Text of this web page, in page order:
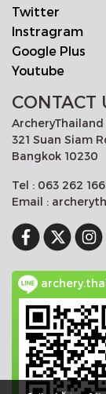
Twitter
Instragram
Google Plus
Youtube
CONTACT
ArcheryThailand
321 Suan Siam
Bangkok 10230
Tel : 063 262
Email :